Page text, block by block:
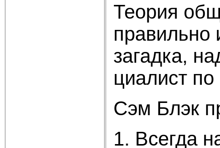
Теория
правильно
загадка,
циалист
Сэм Блэк
1. Всегда